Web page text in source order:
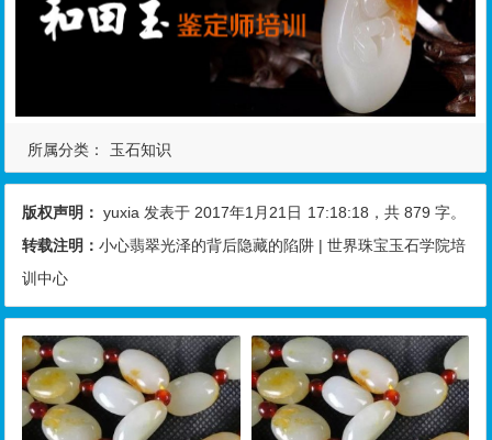
所属分类： 玉石知识
版权声明： yuxia 发表于 2017年1月21日 17:18:18 ，共 879 字。
转载注明：小心翡翠光泽的背后隐藏的陷阱 | 世界珠宝玉石学院培
训中心